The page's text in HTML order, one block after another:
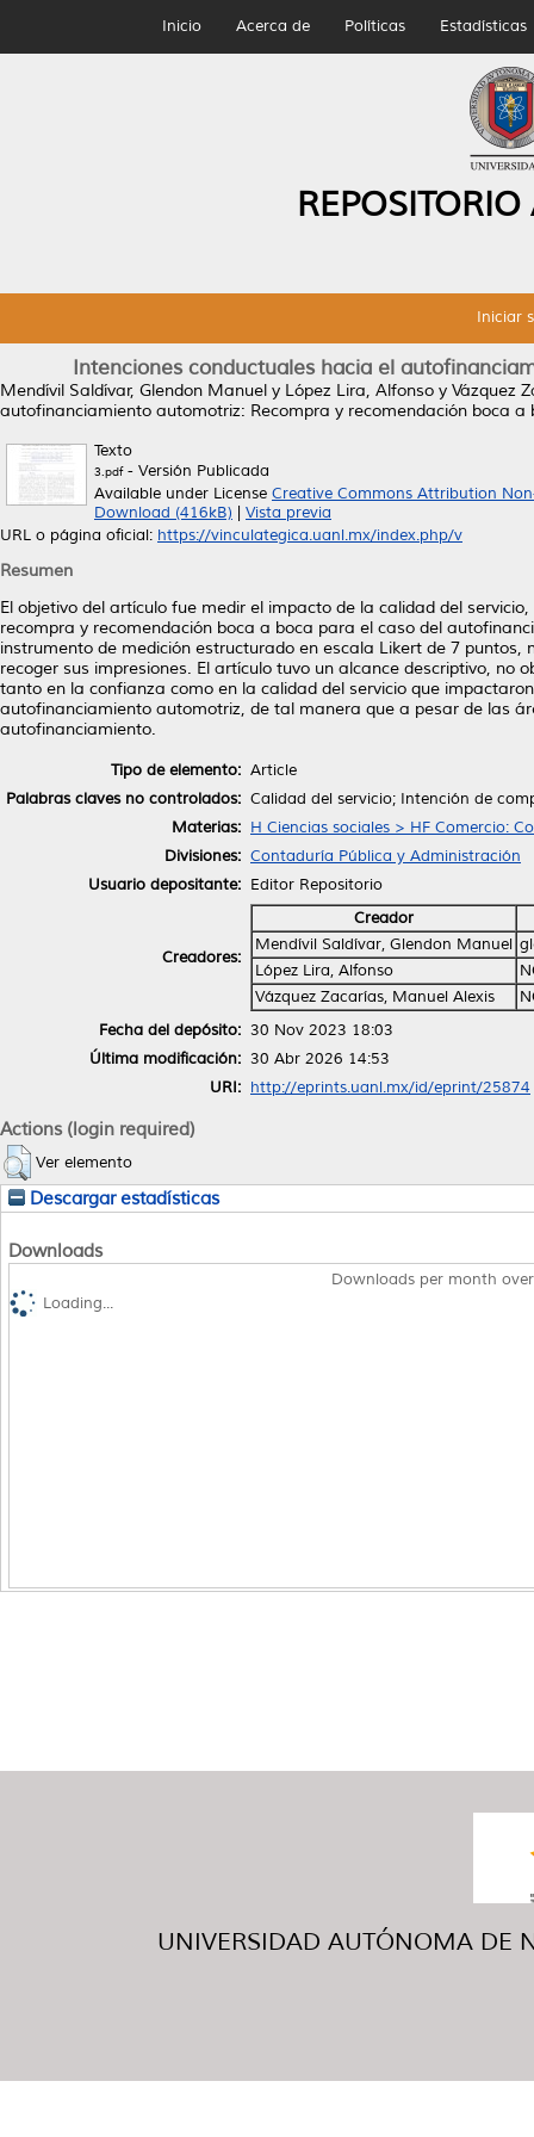
Inicio Acerca de Políticas Estadísticas
Iniciar
Intenciones conductuales hacia el
Mendívil Saldívar, Glendon Manuel y López Lira, Alfonso y Vázquez
autofinanciamiento automotriz: Recompra y recomendación boca a
Texto
3.pdf- Versión Publicada
Available under License Creative Commons Attribution
Download (416kB)
Vista previa
URL o página oficial: https://vinculategica.uanl.mx/index.php/v
Resumen
El objetivo del artículo fue medir el impacto de la calidad del
recompra y recomendación boca a boca para el caso del
instrumento de medición estructurado en escala Likert de 7
recoger sus impresiones. El artículo tuvo un alcance descriptivo,
tanto en la confianza como en la calidad del servicio que
autofinanciamiento automotriz, de tal manera que a pesar de las
autofinanciamiento.
Tipo de elemento: Article
Palabras claves no controlados: Calidad del servicio; Intención de
Materias: H Ciencias sociales > HF Comercio:
Divisiones: Contaduría Pública y Administración
Usuario depositante: Editor Repositorio
Creadores:
Creador
Mendívil Saldívar, Glendon Manuel
López Lira, Alfonso
Vázquez Zacarías, Manuel Alexis
Fecha del depósito: 30 Nov 2023 18:03
Última modificación: 30 Abr 2026 14:53
URI: http://eprints.uanl.mx/id/eprint/25874
Actions (login required)
Ver elemento
Descargar estadísticas
Downloads
Downloads per month
Loading...
UNIVERSIDAD AUTÓNOMA DE